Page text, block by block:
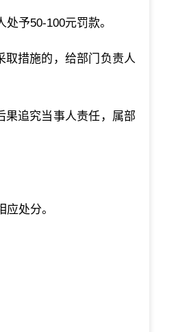
予50-100元罚款。
取措施的，给部门负责人
果追究当事人责任，属部
处分。